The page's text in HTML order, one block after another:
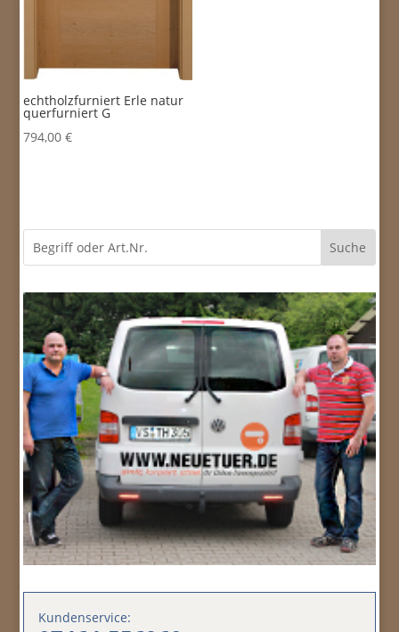
echtholzfurniert Erle natur
querfurniert G
794,00€
Kundenservice: